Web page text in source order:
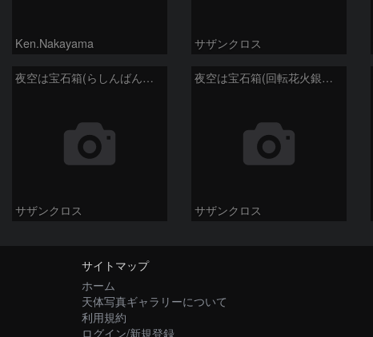
Ken.Nakayama サザンクロス
夜空は宝石箱(らしんばん座 NGC2613) Seestar50
サザンクロス
夜空は宝石箱(回転花火銀河 M101) Seestar50
サザンクロス
サイトマップ
ホーム
天体写真ギャラリーについて
利用規約
ログイン/新規登録